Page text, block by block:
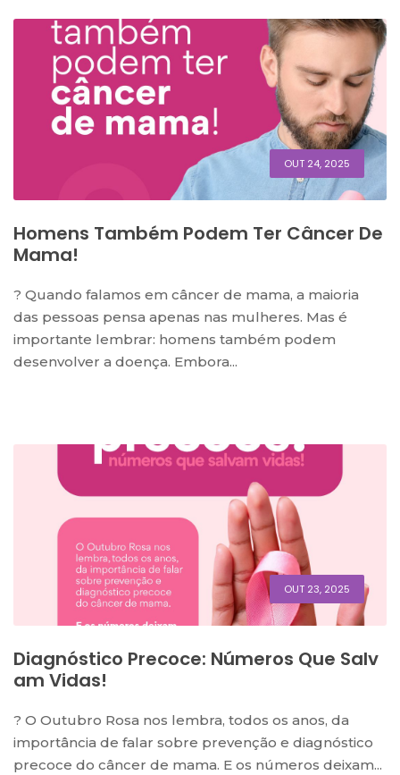
OUT 24, 2025
Homens Também Podem Ter Câncer De
Mama!
? Quando falamos em câncer de mama, a maioria
das pessoas pensa apenas nas mulheres. Mas é
importante lembrar: homens também podem
desenvolver a doença. Embora...
OUT 23, 2025
Diagnóstico Precoce: Números Que Salv
Am Vidas!
? O Outubro Rosa nos lembra, todos os anos, da
importância de falar sobre prevenção e diagnóstico
precoce do câncer de mama. E os números deixam...